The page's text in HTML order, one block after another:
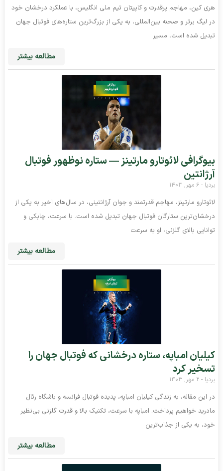
هری کین، مهاجم پرقدرت و کاپیتان تیم ملی انگلیس، با عملکرد درخشان خود
در لیگ برتر و صحنه بین‌المللی، به یکی از بزرگ‌ترین ستاره‌های فوتبال جهان
تبدیل شده است، مسیر
مطالعه بیشتر
بیوگرافی لائوتارو مارتینز — ستاره نوظهور فوتبال
آرژانتین
بردیا
لائوتارو مارتینز، مهاجم قدرتمند و جوان آرژانتینی، در سال‌های اخیر به یکی از
درخشان‌ترین ستارگان فوتبال جهان تبدیل شده است. با سرعت، چابکی و
توانایی بالای گلزنی، او به سرعت
مطالعه بیشتر
کیلیان امباپه، ستاره درخشانی که فوتبال جهان را
تسخیر کرد
بردیا
در این مقاله، به زندگی کیلیان امباپه، پدیده فوتبال فرانسه و باشگاه رئال
مادرید خواهیم پرداخت. امباپه با سرعت، تکنیک بالا و قدرت گلزنی بی‌نظیر
خود، به یکی از جذاب‌ترین
مطالعه بیشتر